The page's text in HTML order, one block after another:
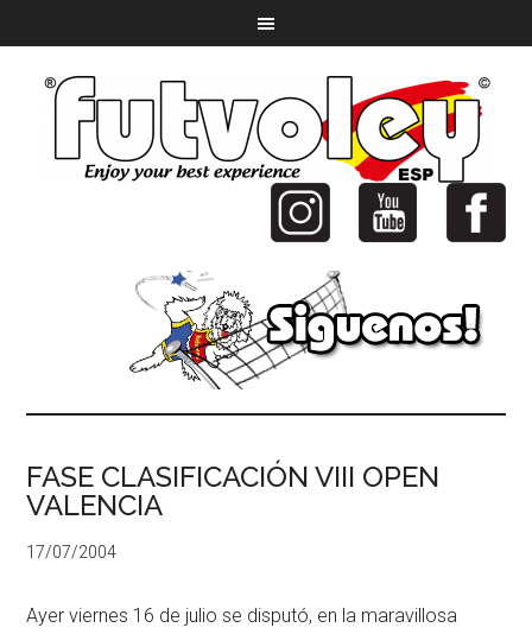
FASE CLASIFICACIÓN VIII OPEN
VALENCIA
17/07/2004
Ayer viernes 16 de julio se disputó, en la maravillosa